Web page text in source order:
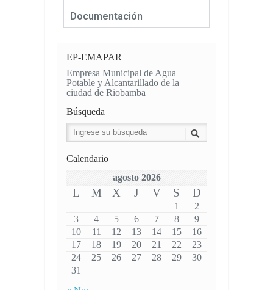
Documentación
EP-EMAPAR
Empresa Municipal de Agua
Potable y Alcantarillado de la
ciudad de Riobamba
Búsqueda
Calendario
agosto 2026
L M X J V S D
1
2
3
4 5 6 7 8
9
10
11 12 13 14 15
16
17
18 19 20 21 22
23
24
25 26 27 28 29
30
31